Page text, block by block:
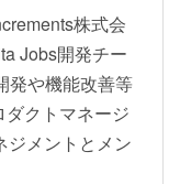
株式会
Jobs開発チー
発や機能改善等
クトマネージ
ジメントとメン